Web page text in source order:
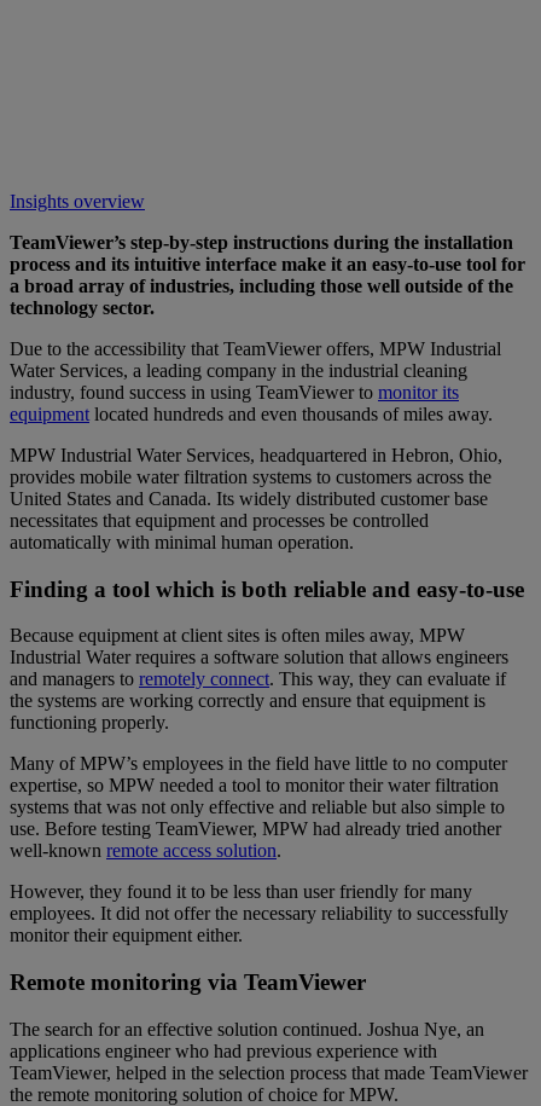
Insights overview
TeamViewer’s step-by-step instructions during the installation
process and its intuitive interface make it an easy-to-use tool for
a broad array of industries, including those well outside of the
technology sector.
Due to the accessibility that TeamViewer offers, MPW Industrial
Water Services, a leading company in the industrial cleaning
industry, found success in using TeamViewer to monitor its
equipment located hundreds and even thousands of miles away.
MPW Industrial Water Services, headquartered in Hebron, Ohio,
provides mobile water filtration systems to customers across the
United States and Canada. Its widely distributed customer base
necessitates that equipment and processes be controlled
automatically with minimal human operation.
Finding a tool which is both reliable and easy-to-use
Because equipment at client sites is often miles away, MPW
Industrial Water requires a software solution that allows engineers
and managers to remotely connect. This way, they can evaluate if
the systems are working correctly and ensure that equipment is
functioning properly.
Many of MPW’s employees in the field have little to no computer
expertise, so MPW needed a tool to monitor their water filtration
systems that was not only effective and reliable but also simple to
use. Before testing TeamViewer, MPW had already tried another
well-known remote access solution.
However, they found it to be less than user friendly for many
employees. It did not offer the necessary reliability to successfully
monitor their equipment either.
Remote monitoring via TeamViewer
The search for an effective solution continued. Joshua Nye, an
applications engineer who had previous experience with
TeamViewer, helped in the selection process that made TeamViewer
the remote monitoring solution of choice for MPW.